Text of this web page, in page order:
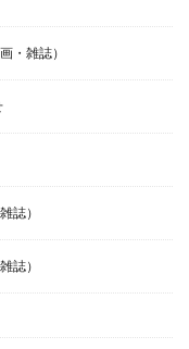
・雑誌）
誌）
誌）